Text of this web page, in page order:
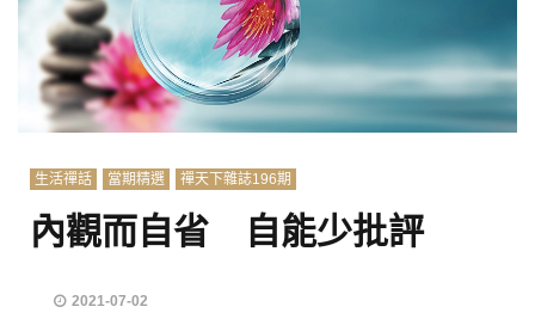
生活禪話 當期精選 禪天下雜誌196期
內觀而自省 自能少批評
2021-07-02